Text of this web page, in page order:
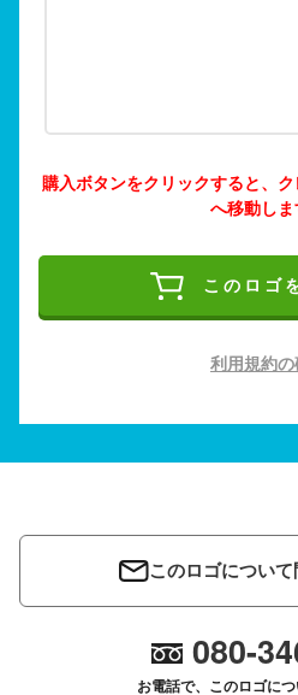
購入ボタンをクリックすると、
へ移動しま
このロゴ
利用規約
このロゴについ
080-
お電話で、このロゴに